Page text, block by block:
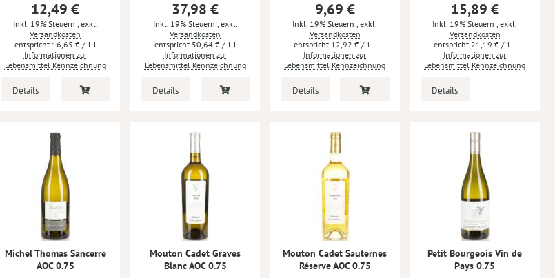
12,49 €
Inkl. 19% Steuern , exkl.
Versandkosten
16,65 €/ 1 l
Informationen zur
Lebensmittel Kennzeichnung
Details
37,98 €
Inkl. 19% Steuern , exkl.
Versandkosten
50,64 €/ 1 l
Informationen zur
Lebensmittel Kennzeichnung
Details
9,69 €
Inkl. 19% Steuern, exkl.
Versandkosten
12,92 € / 1 l
Informationen zur
Lebensmittel Kennzeichnung
Details
15,89 €
Inkl. 19% Steuern, exkl.
Versandkosten
21,19 € / 1 l
Informationen zur
Lebensmittel Kennzeichnung
Details
Michel Thomas Sancerre
AOC 0.75
Mouton Cadet Graves
Blanc AOC 0.75
Mouton Cadet Sauternes
Réserve AOC 0.75
Petit Bourgeois Vin de
Pays 0.75